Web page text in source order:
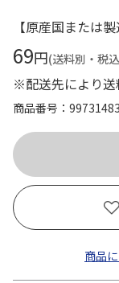
【原産国または
69円(送料別・税
※配送先により送
商品番号
商品